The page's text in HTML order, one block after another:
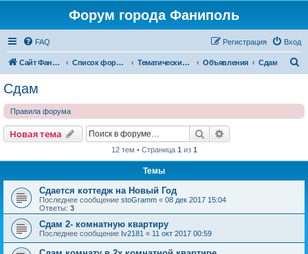
Форум города Фаниполь
FAQ Вход
Регистрация
Сайт Фаниполь OnLine Список форумов Тематические разделы Объявления Сдам
Сдам
Правила форума
Новая тема Поиск
12 тем • Страница 1 из 1
Темы
Сдается коттедж на Новый Год
Последнее сообщение stoGramm « 08 дек 2017 15:04
Ответы: 3
Сдам 2- комнатную квартиру
Последнее сообщение Iv2181 « 11 окт 2017 00:59